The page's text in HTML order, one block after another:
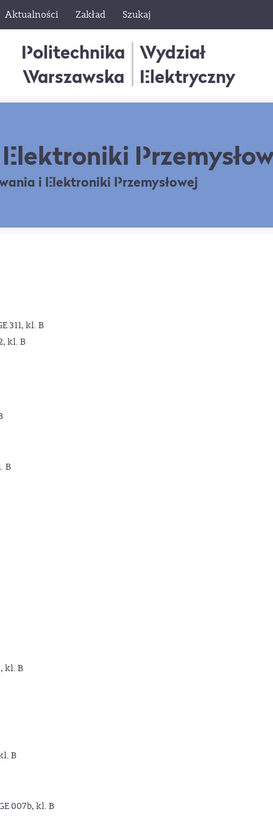
Aktualności Zakład Szukaj
Politechnika
Warszawska
Wydział
Elektryczny
i Elektroniki Przemysłowej
311, kl. B
kl. B
B
kl. B
B
007b, kl. B